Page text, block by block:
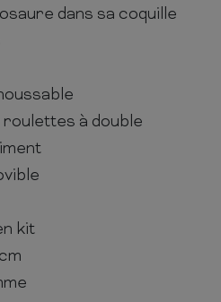
dans sa coquille
roulettes à double
kit